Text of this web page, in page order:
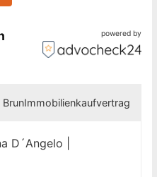
powered by
Immobilienkaufvertrag
D´Angelo |